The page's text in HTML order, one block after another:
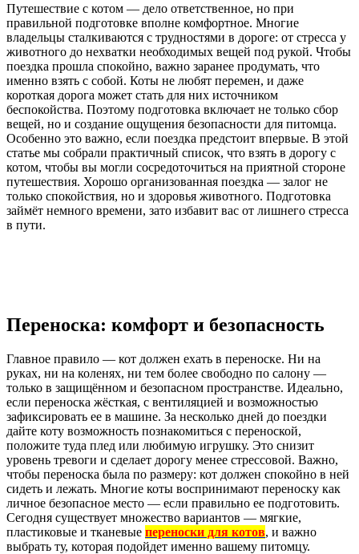
Путешествие с котом — дело ответственное, но при
правильной подготовке вполне комфортное. Многие
владельцы сталкиваются с трудностями в дороге: от стресса у
животного до нехватки необходимых вещей под рукой. Чтобы
поездка прошла спокойно, важно заранее продумать, что
именно взять с собой. Коты не любят перемен, и даже
короткая дорога может стать для них источником
беспокойства. Поэтому подготовка включает не только сбор
вещей, но и создание ощущения безопасности для питомца.
Особенно это важно, если поездка предстоит впервые. В этой
статье мы собрали практичный список, что взять в дорогу с
котом, чтобы вы могли сосредоточиться на приятной стороне
путешествия. Хорошо организованная поездка — залог не
только спокойствия, но и здоровья животного. Подготовка
займёт немного времени, зато избавит вас от лишнего стресса
в пути.
Переноска: комфорт и безопасность
Главное правило — кот должен ехать в переноске. Ни на
руках, ни на коленях, ни тем более свободно по салону —
только в защищённом и безопасном пространстве. Идеально,
если переноска жёсткая, с вентиляцией и возможностью
зафиксировать ее в машине. За несколько дней до поездки
дайте коту возможность познакомиться с переноской,
положите туда плед или любимую игрушку. Это снизит
уровень тревоги и сделает дорогу менее стрессовой. Важно,
чтобы переноска была по размеру: кот должен спокойно в ней
сидеть и лежать. Многие коты воспринимают переноску как
личное безопасное место — если правильно ее подготовить.
Сегодня существует множество вариантов — мягкие,
пластиковые и тканевые переноски для котов, и важно
выбрать ту, которая подойдет именно вашему питомцу.